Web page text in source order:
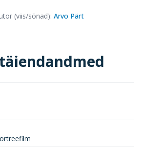
(viis/sõnad): Arvo Pärt